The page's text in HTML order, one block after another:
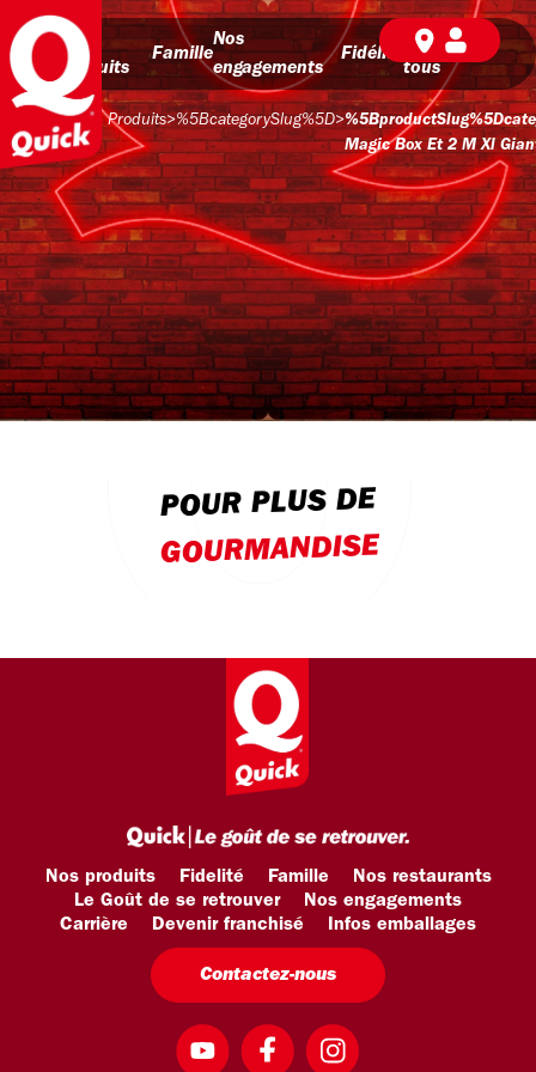
Nos
produits
Famille
Nos
engagements
Fidélité
BD pour
tous
Produits>%5BcategorySlug%5D>
Magic Box Et 2 M Xl
POUR PLUS DE
GOURMANDISE
Nos produits Fidelité Famille
Nos restaurants
Le Goût de se retrouver
Nos engagements
Carrière
Devenir franchisé Infos emballages
Contactez-nous